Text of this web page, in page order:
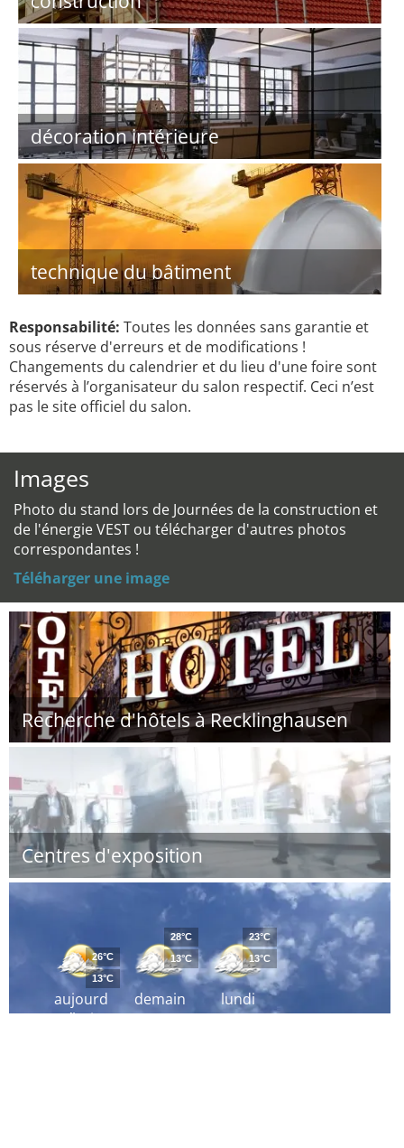
décoration intérieure
technique du bâtiment
Responsabilité: Toutes les données sans garantie et
sous réserve d'erreurs et de modifications !
Changements du calendrier et du lieu d'une foire sont
réservés à l’organisateur du salon respectif. Ceci n’est
pas le site officiel du salon.
Images
Photo du stand lors de Journées de la construction et
de l'énergie VEST ou télécharger d'autres photos
correspondantes !
Téléharger une image
Recherche d'hôtels à Recklinghausen
Centres d'exposition
aujourd
´hui
26°C
13°C
demain
28°C
13°C
lundi
23°C
13°C